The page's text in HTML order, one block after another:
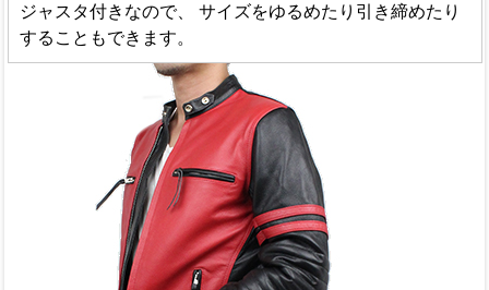
ジャスタ付きなので、 サイズをゆるめたり引き締めたり
することもできます。